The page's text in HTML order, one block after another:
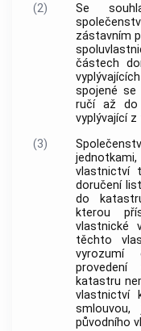
(2)
Se
zástavním
částech
spojené se
ručí až do
vyplývající
(3)
jednotkami
vlastnictví
doručení
do
kterou
těchto
katastru
vlastnictví
původního